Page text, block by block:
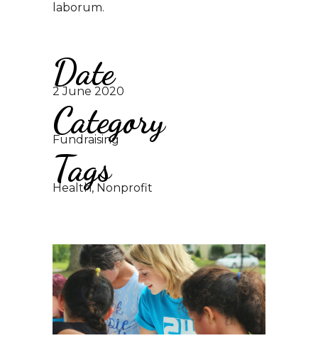
laborum.
Date
2 June 2020
Category
Fundraising
Tags
Health, Nonprofit